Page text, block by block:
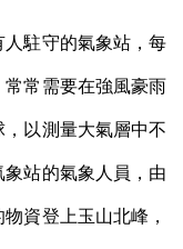
駐守的氣象站，每
常需要在強風豪雨
以測量大氣層中不
站的氣象人員，由
資登上玉山北峰，